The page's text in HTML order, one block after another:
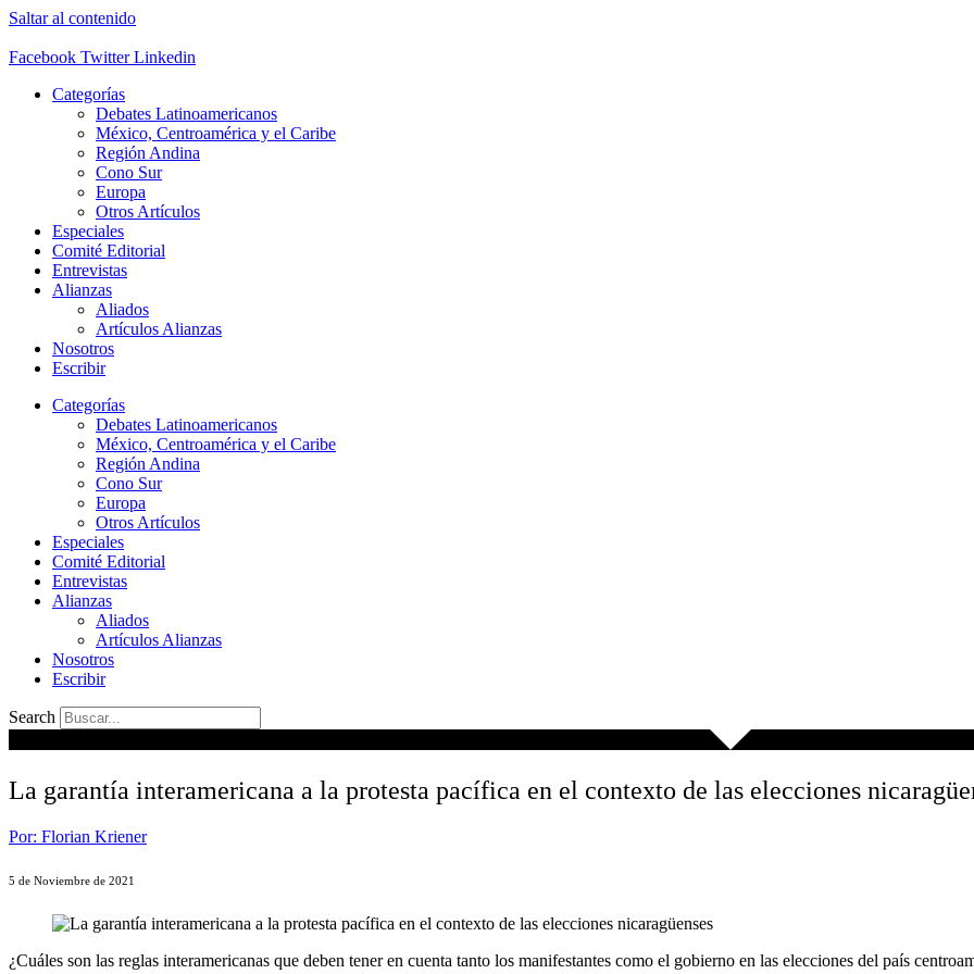
Saltar al contenido
Facebook Twitter Linkedin
Categorías
Debates Latinoamericanos
México, Centroamérica y el Caribe
Región Andina
Cono Sur
Europa
Otros Artículos
Especiales
Comité Editorial
Entrevistas
Alianzas
Aliados
Artículos Alianzas
Nosotros
Escribir
Categorías
Debates Latinoamericanos
México, Centroamérica y el Caribe
Región Andina
Cono Sur
Europa
Otros Artículos
Especiales
Comité Editorial
Entrevistas
Alianzas
Aliados
Artículos Alianzas
Nosotros
Escribir
Search
La garantía interamericana a la protesta pacífica en el contexto de las elecciones
Por: Florian Kriener
5 de Noviembre de 2021
¿Cuáles son las reglas interamericanas que deben tener en cuenta tanto los manifestantes como el gobierno en las elecciones del país